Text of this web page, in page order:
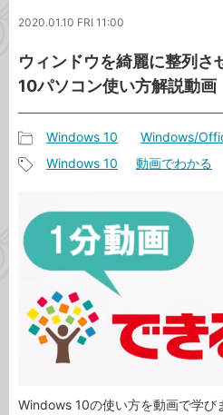
ッ
2020.01.10 FRI 11:00
ウィンドウを綺麗に整列
10パソコン使い方解説動画
事
テ
リ
Windows 10 Windows/
タ
Windows 10 動画でわかる
Windows 10の使い方を動画で学び